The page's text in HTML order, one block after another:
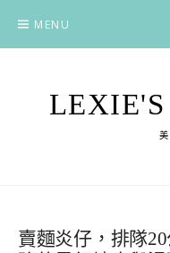
content
MENU
賣麵炎仔，排隊